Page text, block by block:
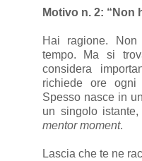
Motivo n. 2: “Non
Hai ragione.
tempo. Ma si
considera
richiede ore ogni
Spesso nasce in
un singolo
mentor moment.
Lascia che te ne